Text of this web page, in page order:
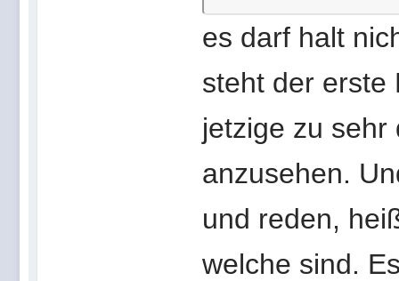
es darf halt
steht der erste
jetzige zu sehr
anzusehen.
und reden,
welche sind.